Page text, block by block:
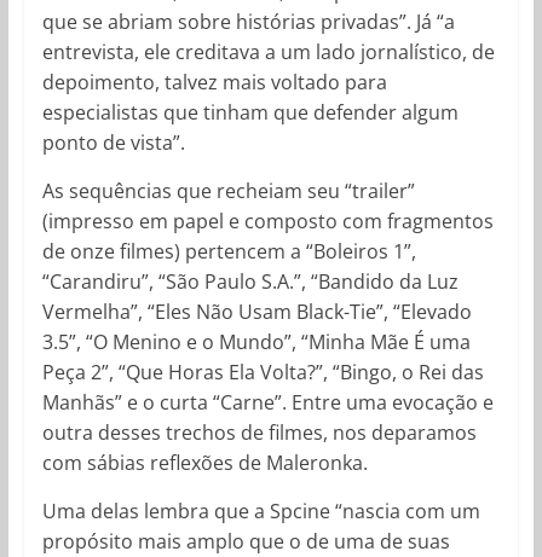
que se abriam sobre histórias privadas”. Já “a
entrevista, ele creditava a um lado jornalístico, de
depoimento, talvez mais voltado para
especialistas que tinham que defender algum
ponto de vista”.
As sequências que recheiam seu “trailer”
(impresso em papel e composto com fragmentos
de onze filmes) pertencem a “Boleiros 1”,
“Carandiru”, “São Paulo S.A.”, “Bandido da Luz
Vermelha”, “Eles Não Usam Black-Tie”, “Elevado
3.5”, “O Menino e o Mundo”, “Minha Mãe É uma
Peça 2”, “Que Horas Ela Volta?”, “Bingo, o Rei das
Manhãs” e o curta “Carne”. Entre uma evocação e
outra desses trechos de filmes, nos deparamos
com sábias reflexões de Maleronka.
Uma delas lembra que a Spcine “nascia com um
propósito mais amplo que o de uma de suas